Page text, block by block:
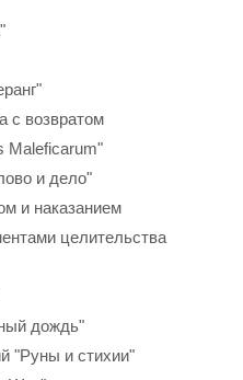
с возвратом
Maleficarum"
и дело"
и наказанием
целительства
дождь"
"Руны и стихии"